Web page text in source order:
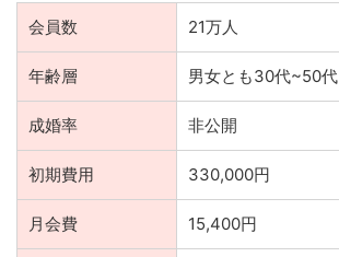
会員数 21万人
年齢層 男女とも30代~50代
成婚率 非公開
初期費用 330,000円
月会費 15,400円